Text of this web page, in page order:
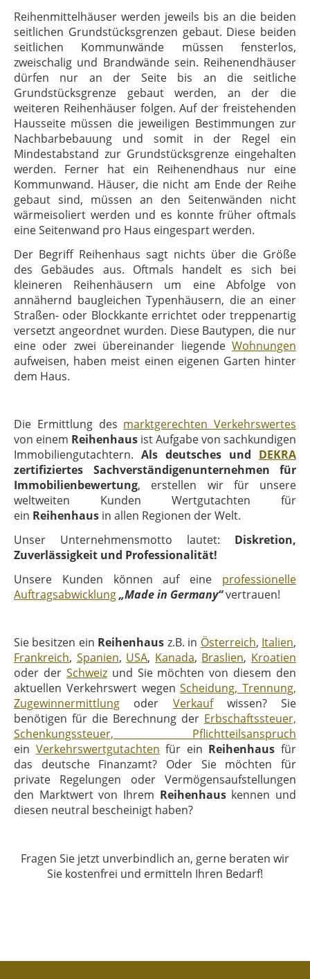
Reihenmittelhäuser werden jeweils bis an die beiden
seitlichen Grundstücksgrenzen gebaut. Diese beiden
seitlichen Kommunwände müssen fensterlos,
zweischalig und Brandwände sein. Reihenendhäuser
dürfen nur an der Seite bis an die seitliche
Grundstücksgrenze gebaut werden, an der die
weiteren Reihenhäuser folgen. Auf der freistehenden
Hausseite müssen die jeweiligen Bestimmungen zur
Nachbarbebauung und somit in der Regel ein
Mindestabstand zur Grundstücksgrenze eingehalten
werden. Ferner hat ein Reihenendhaus nur eine
Kommunwand. Häuser, die nicht am Ende der Reihe
gebaut sind, müssen an den Seitenwänden nicht
wärmeisoliert werden und es konnte früher oftmals
eine Seitenwand pro Haus eingespart werden.
Der Begriff Reihenhaus sagt nichts über die Größe
des Gebäudes aus. Oftmals handelt es sich bei
kleineren Reihenhäusern um eine Abfolge von
annähernd baugleichen Typenhäusern, die an einer
Straßen- oder Blockkante errichtet oder treppenartig
versetzt angeordnet wurden. Diese Bautypen, die nur
eine oder zwei übereinander liegende Wohnungen
aufweisen, haben meist einen eigenen Garten hinter
dem Haus.
Die Ermittlung des marktgerechten Verkehrswertes
von einem Reihenhaus ist Aufgabe von sachkundigen
Immobiliengutachtern. Als deutsches und DEKRA
zertifiziertes Sachverständigenunternehmen für
Immobilienbewertung, erstellen wir für unsere
weltweiten Kunden Wertgutachten für
ein Reihenhaus in allen Regionen der Welt.
Unser Unternehmensmotto lautet: Diskretion,
Zuverlässigkeit und Professionalität!
Unsere Kunden können auf eine professionelle
Auftragsabwicklung„Made in Germany“vertrauen!
Sie besitzen ein Reihenhaus z.B. in Österreich, Italien,
Frankreich, Spanien, USA, Kanada, Braslien, Kroatien
oder der Schweizund Sie möchten von diesem den
aktuellen Verkehrswert wegenScheidung, Trennung,
Zugewinnermittlung oder Verkaufwissen? Sie
benötigen für die Berechnung der Erbschaftssteuer,
Schenkungssteuer, Pflichtteilsanspruch
ein Verkehrswertgutachten für ein Reihenhaus für
das deutsche Finanzamt? Oder Sie möchten für
private Regelungen oder Vermögensaufstellungen
den Marktwert von Ihrem Reihenhauskennen und
diesen neutral bescheinigt haben?
Fragen Sie jetzt unverbindlich an, gerne beraten wir
Sie kostenfrei und ermitteln Ihren Bedarf!